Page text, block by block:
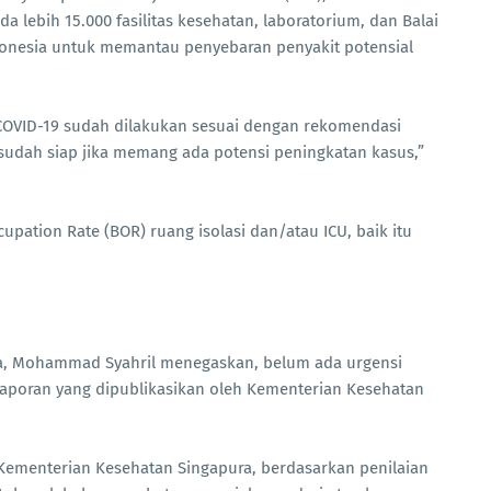
lebih 15.000 fasilitas kesehatan, laboratorium, dan Balai
untuk memantau penyebaran penyakit potensial
19 sudah dilakukan sesuai dengan rekomendasi
siap jika memang ada potensi peningkatan kasus,”
Rate (BOR) ruang isolasi dan/atau ICU, baik itu
Mohammad Syahril menegaskan, belum ada urgensi
yang dipublikasikan oleh Kementerian Kesehatan
Kesehatan Singapura, berdasarkan penilaian